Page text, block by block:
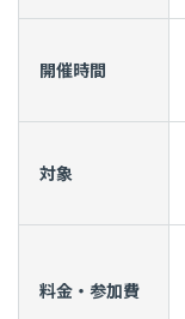
開催時間
対象
料金・参加費